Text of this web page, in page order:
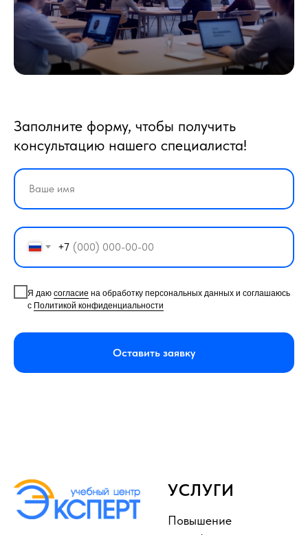
Заполните форму, чтобы получить
консультацию нашего специалиста!
+7
Я даю согласие на обработку персональных данных и соглашаюсь
с Политикой конфиденциальности
Оставить заявку
УСЛУГИ
Повышение